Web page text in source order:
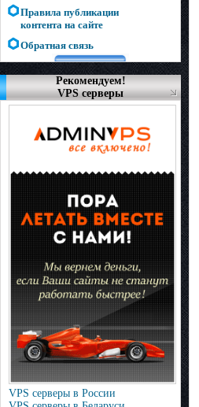
Правила публикации
контента на сайте
Обратная связь
Рекомендуем!
VPS серверы
VPS серверы в России